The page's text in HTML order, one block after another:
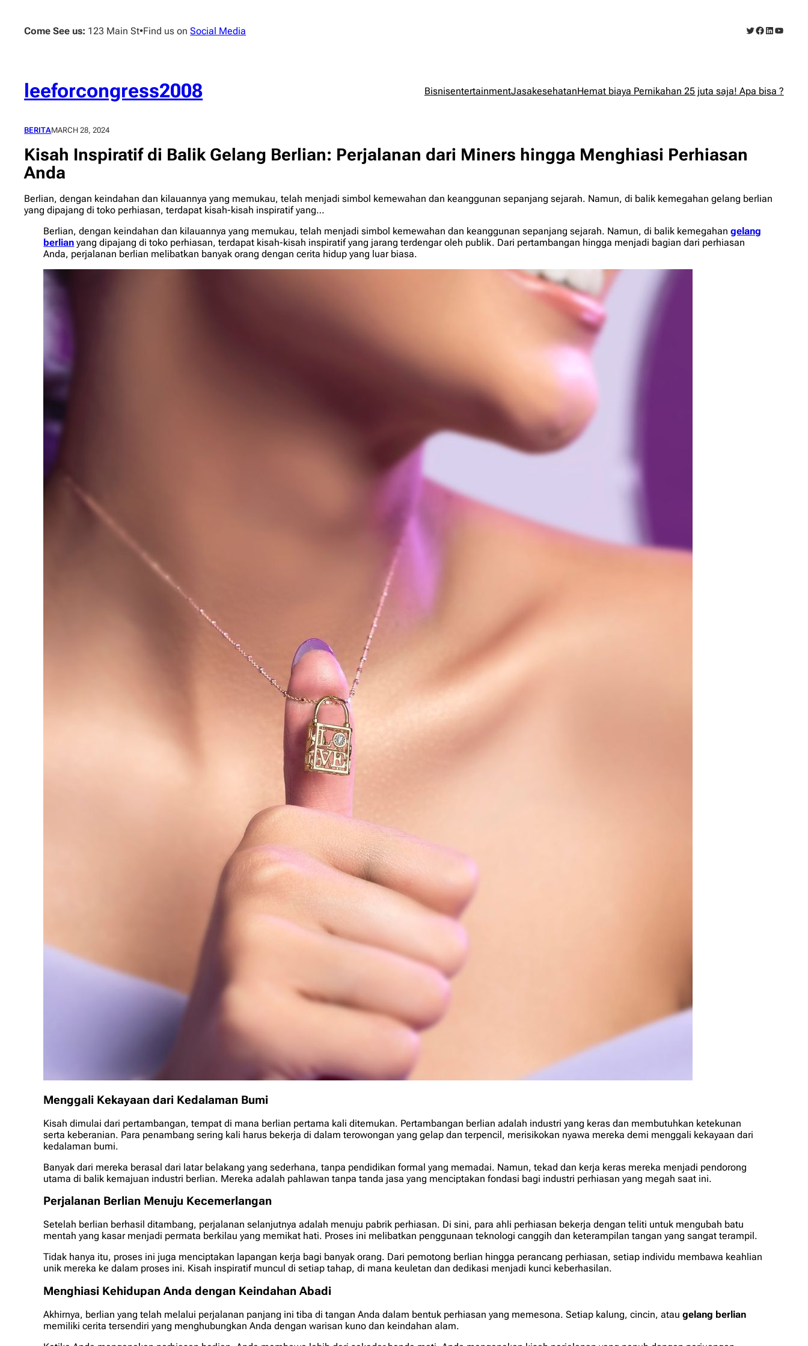
contentCome See us: 123 Main St•Find us onSocial Media Twitter
Facebook
LinkedIn
leeforcongress2008 BisnisentertainmentJasakesehatanHemat biaya Pernikahan 25 juta saja! Apa bisa ?
BERITAMARCH 28, 2024
Kisah Inspiratif di Balik Gelang Berlian: Perjalanan dari Miners hingga Menghiasi Perhiasan
Anda
Berlian, dengan keindahan dan kilauannya yang memukau, telah menjadi simbol kemewahan dan keanggunan sepanjang sejarah. Namun, di balik kemegahan gelang berlian
yang dipajang di toko perhiasan, terdapat kisah-kisah inspiratif yang…
Berlian, dengan keindahan dan kilauannya yang memukau, telah menjadi simbol kemewahan dan keanggunan sepanjang sejarah. Namun, di balik kemegahangelang
berlian yang dipajang di toko perhiasan, terdapat kisah-kisah inspiratif yang jarang terdengar oleh publik. Dari pertambangan hingga menjadi bagian dari perhiasan
Anda, perjalanan berlian melibatkan banyak orang dengan cerita hidup yang luar biasa.
Menggali Kekayaan dari Kedalaman Bumi
Kisah dimulai dari pertambangan, tempat di mana berlian pertama kali ditemukan. Pertambangan berlian adalah industri yang keras dan membutuhkan ketekunan
serta keberanian. Para penambang sering kali harus bekerja di dalam terowongan yang gelap dan terpencil, merisikokan nyawa mereka demi menggali kekayaan dari
kedalaman bumi.
Banyak dari mereka berasal dari latar belakang yang sederhana, tanpa pendidikan formal yang memadai. Namun, tekad dan kerja keras mereka menjadi pendorong
utama di balik kemajuan industri berlian. Mereka adalah pahlawan tanpa tanda jasa yang menciptakan fondasi bagi industri perhiasan yang megah saat ini.
Perjalanan Berlian Menuju Kecemerlangan
Setelah berlian berhasil ditambang, perjalanan selanjutnya adalah menuju pabrik perhiasan. Di sini, para ahli perhiasan bekerja dengan teliti untuk mengubah batu
mentah yang kasar menjadi permata berkilau yang memikat hati. Proses ini melibatkan penggunaan teknologi canggih dan keterampilan tangan yang sangat terampil.
Tidak hanya itu, proses ini juga menciptakan lapangan kerja bagi banyak orang. Dari pemotong berlian hingga perancang perhiasan, setiap individu membawa keahlian
unik mereka ke dalam proses ini. Kisah inspiratif muncul di setiap tahap, di mana keuletan dan dedikasi menjadi kunci keberhasilan.
Menghiasi Kehidupan Anda dengan Keindahan Abadi
Akhirnya, berlian yang telah melalui perjalanan panjang ini tiba di tangan Anda dalam bentuk perhiasan yang memesona. Setiap kalung, cincin, ataugelang berlian
memiliki cerita tersendiri yang menghubungkan Anda dengan warisan kuno dan keindahan alam.